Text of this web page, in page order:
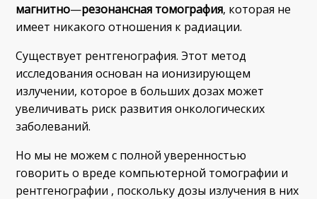
магнитно—резонансная томография, которая не
имеет никакого отношения к радиации.
Существует рентгенография. Этот метод
исследования основан на ионизирующем
излучении, которое в больших дозах может
увеличивать риск развития онкологических
заболеваний.
Но мы не можем с полной уверенностью
говорить о вреде компьютерной томографии и
рентгенографии , поскольку дозы излучения в них